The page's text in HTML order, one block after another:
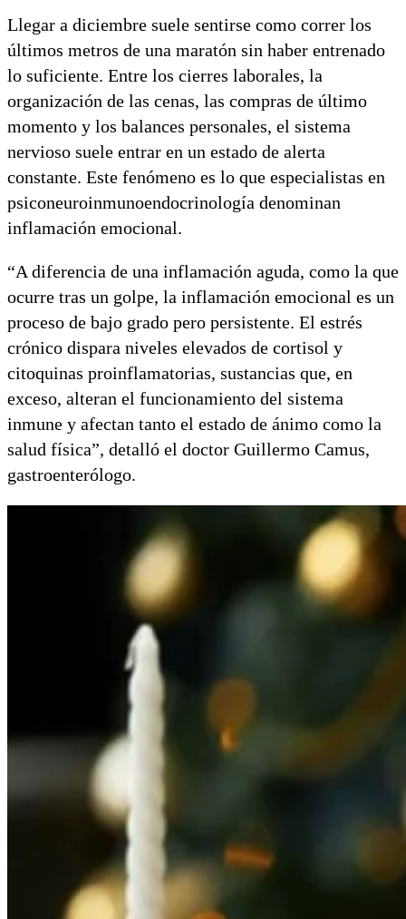
Llegar a diciembre suele sentirse como correr los
últimos metros de una maratón sin haber entrenado
lo suficiente. Entre los cierres laborales, la
organización de las cenas, las compras de último
momento y los balances personales, el sistema
nervioso suele entrar en un estado de alerta
constante. Este fenómeno es lo que especialistas en
psiconeuroinmunoendocrinología denominan
inflamación emocional.
“A diferencia de una inflamación aguda, como la que
ocurre tras un golpe, la inflamación emocional es un
proceso de bajo grado pero persistente. El estrés
crónico dispara niveles elevados de cortisol y
citoquinas proinflamatorias, sustancias que, en
exceso, alteran el funcionamiento del sistema
inmune y afectan tanto el estado de ánimo como la
salud física”, detalló el doctor Guillermo Camus,
gastroenterólogo.